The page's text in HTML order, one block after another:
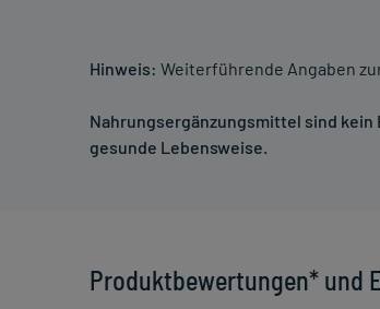
Hinweis: Weiterführende Angaben
Nahrungsergänzungsmittel sind
gesunde Lebensweise.
Produktbewertungen* und